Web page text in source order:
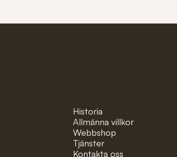
Historia
Allmänna villkor
Webbshop
Tjänster
Kontakta oss